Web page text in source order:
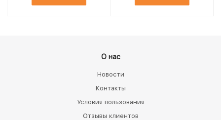
О нас
Новости
Контакты
Условия пользования
Отзывы клиентов